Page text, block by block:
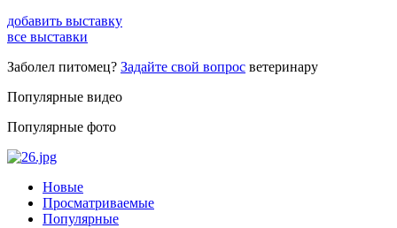
добавить выставку
все выставки
Заболел питомец? Задайте свой вопрос ветеринару
Популярные видео
Популярные фото
Новые
Просматриваемые
Популярные